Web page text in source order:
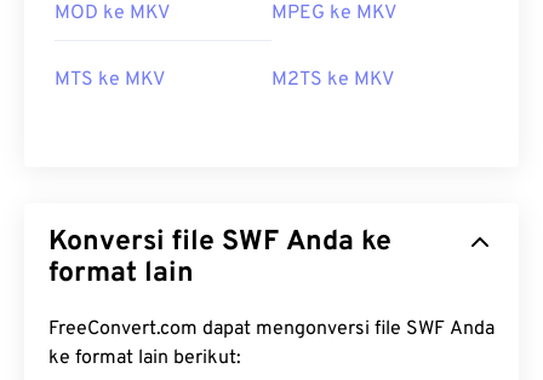
MOD ke MKV MPEG ke MKV
MTS ke MKV M2TS ke MKV
Konversi file SWF Anda ke
format lain
FreeConvert.com dapat mengonversi file SWF Anda
ke format lain berikut: